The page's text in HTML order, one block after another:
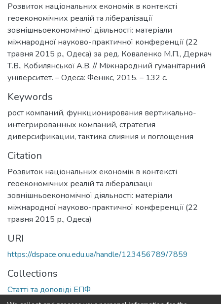
Розвиток національних економік в контексті
геоекономічних реалій та лібералізації
зовнішньоекономічної діяльності: матеріали
міжнародної науково-практичної конференції (22
травня 2015 р., Одеса) за ред. Коваленко М.П., Деркач
Т.В., Кобилянської А.В. // Міжнародний гуманітарний
університет. – Одеса: Фенікс, 2015. – 132 с.
Keywords
рост компаний, функционирования вертикально-
интегрированных компаний, стратегия
диверсификации, тактика слияния и поглощения
Citation
Розвиток національних економік в контексті
геоекономічних реалій та лібералізації
зовнішньоекономічної діяльності: матеріали
міжнародної науково-практичної конференції (22
травня 2015 р., Одеса)
URI
https://dspace.onu.edu.ua/handle/123456789/7859
Collections
Статті та доповіді ЕПФ